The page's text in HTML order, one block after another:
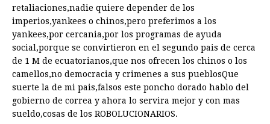
retaliaciones,nadie quiere depender de los
imperios,yankees o chinos,pero preferimos a los
yankees,por cercania,por los programas de ayuda
social,porque se convirtieron en el segundo pais de cerca
de 1 M de ecuatorianos,que nos ofrecen los chinos o los
camellos,no democracia y crimenes a sus pueblosQue
suerte la de mi pais,falsos este poncho dorado hablo del
gobierno de correa y ahora lo servira mejor y con mas
sueldo,cosas de los ROBOLUCIONARIOS.